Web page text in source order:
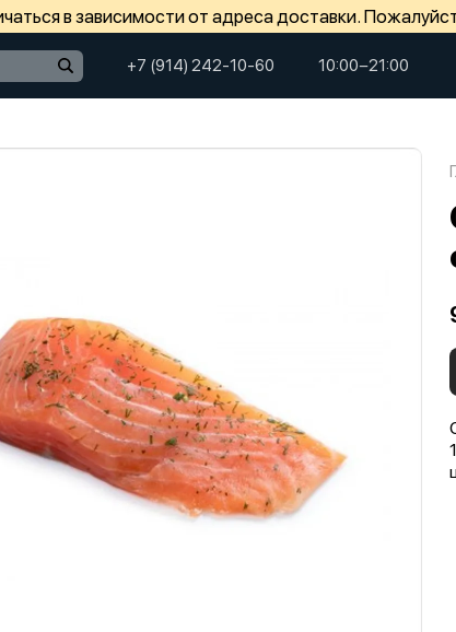
в зависимости от адреса доставки.
+7 (914) 242-10-60 10:00−21:00